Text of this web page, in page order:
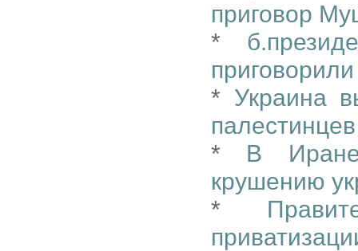
приговор
*
* Украина
палестинцев
* В
крушению
*